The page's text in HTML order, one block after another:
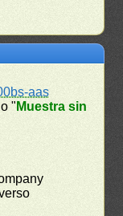
aas
" Muestra sin